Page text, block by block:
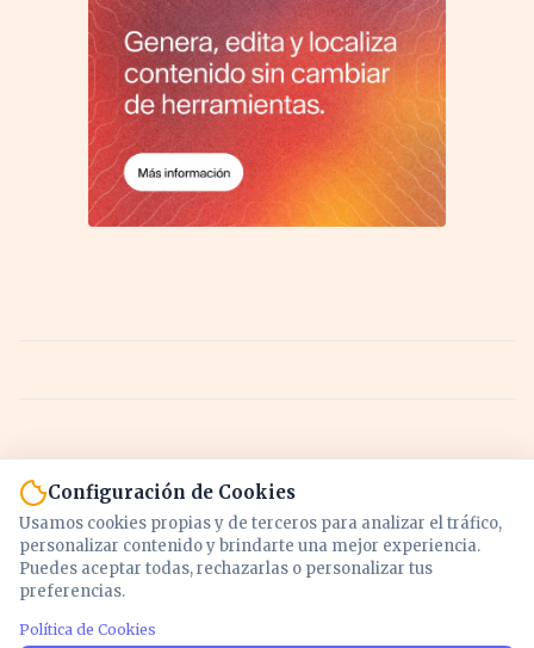
Configuración de Cookies
Usamos cookies propias y de terceros para analizar el tráfico,
personalizar contenido y brindarte una mejor experiencia.
Puedes aceptar todas, rechazarlas o personalizar tus
preferencias.
Política de Cookies